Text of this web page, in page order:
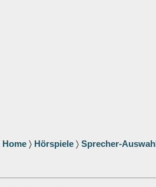
Home 〉 Hörspiele 〉 Sprecher-Auswahl